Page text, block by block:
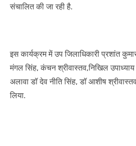
संचालित की जा रही है.
इस कार्यक्रम में उप जिलाधिकारी प्रशांत
मंगल सिंह, कंचन श्रीवास्तव,निखिल
अलावा डॉ देव नीति सिंह, डॉ आशीष
लिया.